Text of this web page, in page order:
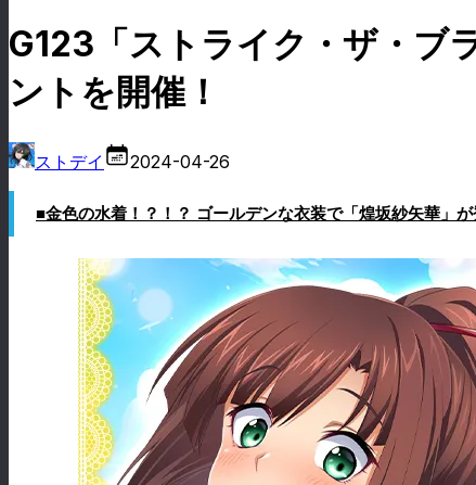
G123「ストライク・ザ・ブ
ントを開催！
ストデイ 2024-04-26
■金色の水着！？！？ ゴールデンな衣装で「煌坂紗矢華」が